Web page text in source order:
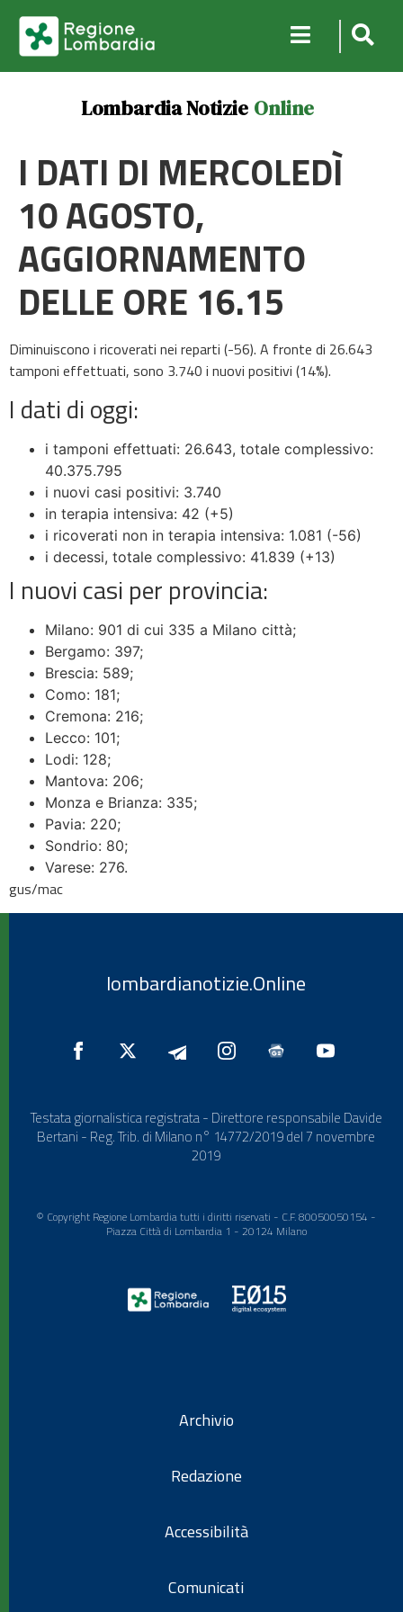
Lombardia Notizie Online
I DATI DI MERCOLEDÌ
10 AGOSTO,
AGGIORNAMENTO
DELLE ORE 16.15
Diminuiscono i ricoverati nei reparti (-56). A fronte di 26.643
tamponi effettuati, sono 3.740 i nuovi positivi (14%).
I dati di oggi:
i tamponi effettuati: 26.643, totale complessivo:
40.375.795
i nuovi casi positivi: 3.740
in terapia intensiva: 42 (+5)
i ricoverati non in terapia intensiva: 1.081 (-56)
i decessi, totale complessivo: 41.839 (+13)
I nuovi casi per provincia:
Milano: 901 di cui 335 a Milano città;
Bergamo: 397;
Brescia: 589;
Como: 181;
Cremona: 216;
Lecco: 101;
Lodi: 128;
Mantova: 206;
Monza e Brianza: 335;
Pavia: 220;
Sondrio: 80;
Varese: 276.
gus/mac
lombardianotizie.Online
Testata giornalistica registrata - Direttore responsabile Davide
Bertani - Reg. Trib. di Milano n° 14772/2019 del 7 novembre
2019
© Copyright Regione Lombardia tutti i diritti riservati - C.F. 80050050154 -
Piazza Città di Lombardia 1 - 20124 Milano
Archivio
Redazione
Accessibilità
Comunicati